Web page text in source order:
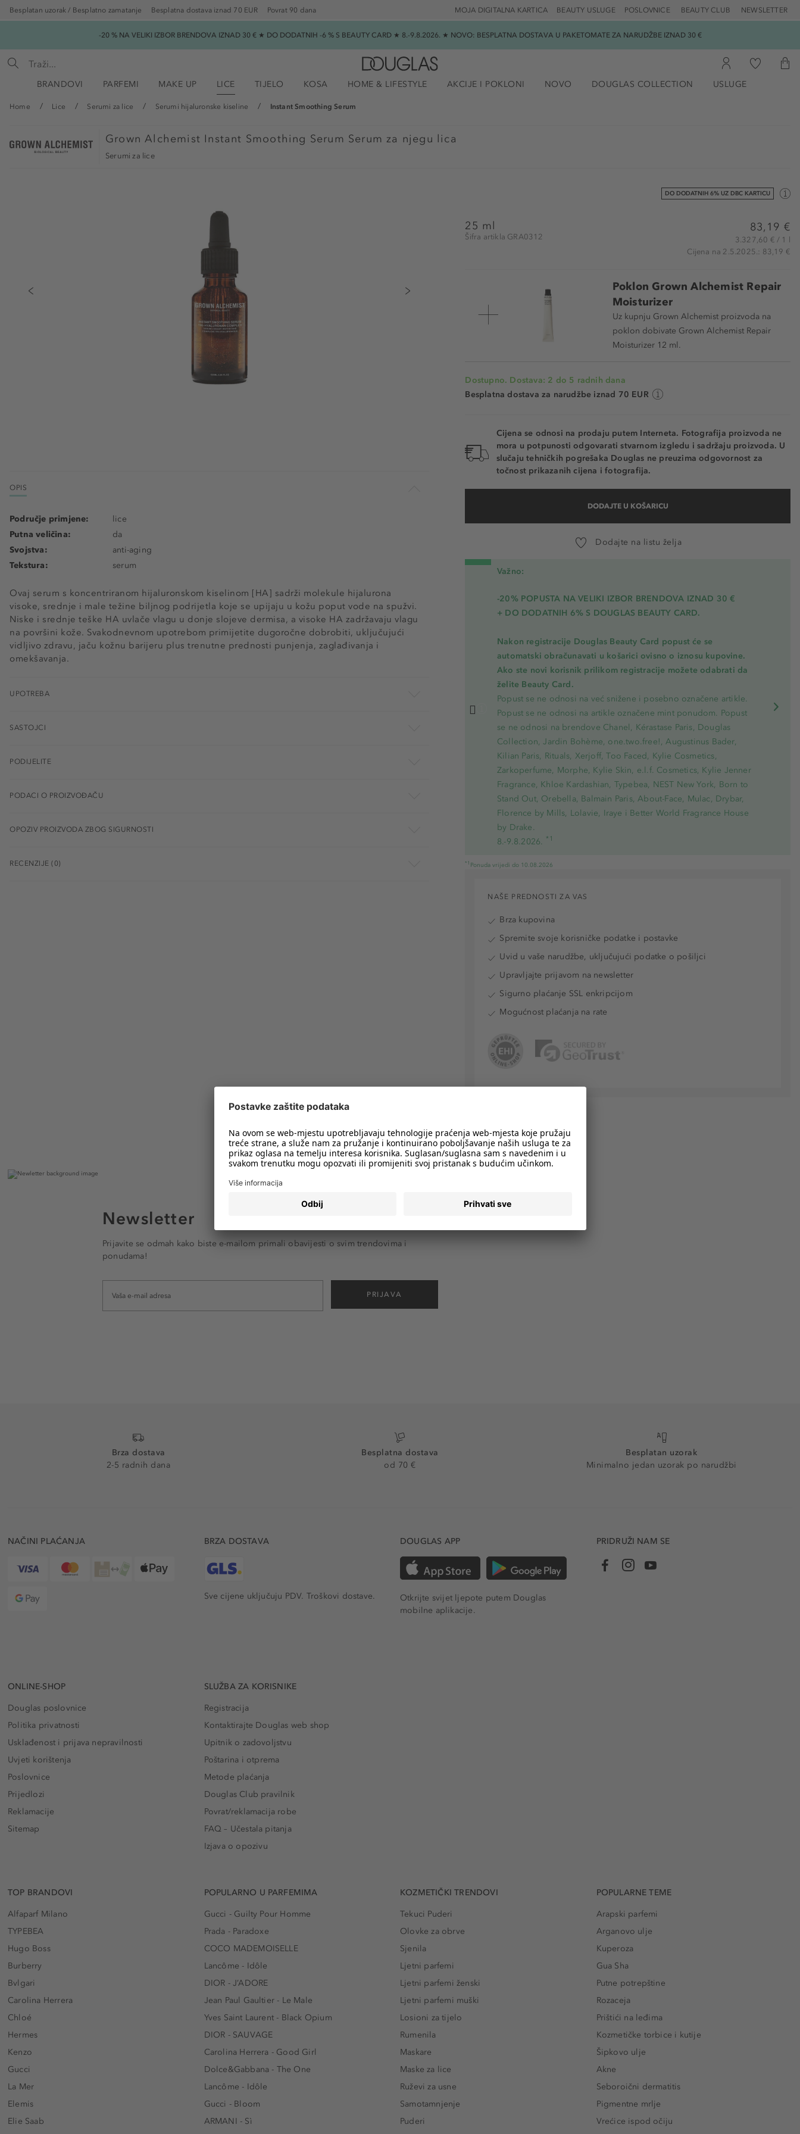
Besplatan uzorak / Besplatno zamatanje Besplatna dostava iznad 70 EUR Povrat 90 dana POSLOVNICE BEAUTY CLUB NEWSLETTER
BEAUTY USLUGE
MOJA DIGITALNA KARTICA
-20 % NA VELIKI IZBOR BRENDOVA IZNAD 30 € ★ DO DODATNIH -6 % S BEAUTY CARD ★ 8.-9.8.2026. ★ NOVO: BESPLATNA DOSTAVA U PAKETOMATE ZA NARUDŽBE IZNAD 30 €
BRANDOVI PARFEMI MAKE UP LICE TIJELO KOSA HOME & LIFESTYLE AKCIJE I POKLONI NOVO DOUGLAS COLLECTION USLUGE
Home Lice Serumi za lice Serumi hijaluronske kiseline Instant Smoothing Serum
Grown Alchemist Instant Smoothing Serum Serum za njegu lica
Serumi za lice
DO DODATNIH 6% UZ DBC KARTICU
25 ml
Šifra artikla GRA0312
83,19 €
3.327,60 € / 1 l
Cijena na 2.5.2025.: 83,19 €
Poklon Grown Alchemist Repair
Moisturizer
Uz kupnju Grown Alchemist proizvoda na
poklon dobivate Grown Alchemist Repair
Moisturizer 12 ml.
Dostupno. Dostava: 2 do 5 radnih dana
Besplatna dostava za narudžbe iznad 70 EUR
Cijena se odnosi na prodaju putem Interneta. Fotografija proizvoda ne
mora u potpunosti odgovarati stvarnom izgledu i sadržaju proizvoda. U
slučaju tehničkih pogrešaka Douglas ne preuzima odgovornost za
točnost prikazanih cijena i fotografija.
DODAJTE U KOŠARICU
Dodajte na listu želja
Važno:
-20% POPUSTA NA VELIKI IZBOR BRENDOVA IZNAD 30 €
+ DO DODATNIH 6% S DOUGLAS BEAUTY CARD.
Nakon registracije Douglas Beauty Card popust će se
automatski obračunavati u košarici ovisno o iznosu kupovine.
Ako ste novi korisnik prilikom registracije možete odabrati da
želite Beauty Card.
Popust se ne odnosi na već snižene i posebno označene artikle.
Popust se ne odnosi na artikle označene mint ponudom. Popust
se ne odnosi na brendove Chanel, Kérastase Paris, Douglas
Collection, Jardin Bohème, one.two.free!, Augustinus Bader,
Kilian Paris, Rituals, Xerjoff, Too Faced, Kylie Cosmetics,
Zarkoperfume, Morphe, Kylie Skin, e.l.f. Cosmetics, Kylie Jenner
Fragrance, Khloe Kardashian, Typebea, NEST New York, Born to
Stand Out, Orebella, Balmain Paris, About-Face, Mulac, Drybar,
Florence by Mills, Lolavie, Iraye i Better World Fragrance House
by Drake.
8.-9.8.2026. *1
*1 Ponuda vrijedi do 10.08.2026
OPIS
Ovaj serum s koncentriranom hijaluronskom kiselinom [HA] sadrži molekule hijalurona
visoke, srednje i male težine biljnog podrijetla koje se upijaju u kožu poput vode na spužvi.
Niske i srednje teške HA uvlače vlagu u donje slojeve dermisa, a visoke HA zadržavaju vlagu
na površini kože. Svakodnevnom upotrebom primijetite dugoročne dobrobiti, uključujući
vidljivo zdravu, jaču kožnu barijeru plus trenutne prednosti punjenja, zaglađivanja i
omekšavanja.
Područje primjene:
lice
Putna veličina:
da
Svojstva:
anti-aging
Tekstura:
serum
UPOTREBA
SASTOJCI
PODIJELITE
PODACI O PROIZVOĐAČU
OPOZIV PROIZVODA ZBOG SIGURNOSTI
RECENZIJE (0)
NAŠE PREDNOSTI ZA VAS
Brza kupovina
Spremite svoje korisničke podatke i postavke
Uvid u vaše narudžbe, uključujući podatke o pošiljci
Upravljajte prijavom na newsletter
Sigurno plaćanje SSL enkripcijom
Mogućnost plaćanja na rate
Newsletter
Prijavite se odmah kako biste e-mailom primali obavijesti o svim trendovima i
ponudama!
PRIJAVA
Brza dostava
2-5 radnih dana
Besplatna dostava
od 70 €
Besplatan uzorak
Minimalno jedan uzorak po narudžbi
NAČINI PLAĆANJA BRZA DOSTAVA
Sve cijene uključuju PDV. Troškovi dostave.
DOUGLAS APP
Otkrijte svijet ljepote putem Douglas
mobilne aplikacije.
PRIDRUŽI NAM SE
ONLINE-SHOP
Douglas poslovnice
Politika privatnosti
Usklađenost i prijava nepravilnosti
Uvjeti korištenja
Poslovnice
Prijedlozi
Reklamacije
Sitemap
SLUŽBA ZA KORISNIKE
Registracija
Kontaktirajte Douglas web shop
Upitnik o zadovoljstvu
Poštarina i otprema
Metode plaćanja
Douglas Club pravilnik
Povrat/reklamacija robe
FAQ – Učestala pitanja
Izjava o opozivu
TOP BRANDOVI
Alfaparf Milano
TYPEBEA
Hugo Boss
Burberry
Bvlgari
Carolina Herrera
Chloé
Hermes
Kenzo
Gucci
La Mer
Elemis
Elie Saab
POPULARNO U PARFEMIMA
Gucci - Guilty Pour Homme
Prada - Paradoxe
COCO MADEMOISELLE
Lancôme - Idôle
DIOR - J’ADORE
Jean Paul Gaultier - Le Male
Yves Saint Laurent - Black Opium
DIOR - SAUVAGE
Carolina Herrera - Good Girl
Dolce&Gabbana - The One
Lancôme - Idôle
Gucci - Bloom
ARMANI - Sì
KOZMETIČKI TRENDOVI
Tekuci Puderi
Olovke za obrve
Sjenila
Ljetni parfemi
Ljetni parfemi ženski
Ljetni parfemi muški
Losioni za tijelo
Rumenila
Maskare
Maske za lice
Ruževi za usne
Samotamnjenje
Puderi
POPULARNE TEME
Arapski parfemi
Arganovo ulje
Kuperoza
Gua Sha
Putne potrepštine
Rozaceja
Prištići na leđima
Kozmetičke torbice i kutije
Šipkovo ulje
Akne
Seboroični dermatitis
Pigmentne mrlje
Vrećice ispod očiju